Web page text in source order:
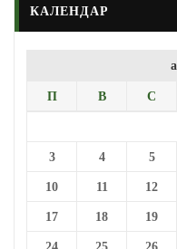
КАЛЕНДАР
П В С
3 4 5
10 11 12
17 18 19
24 25 26